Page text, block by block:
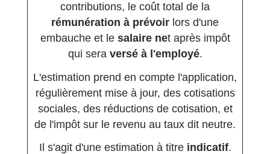
contributions, le coût total de la
rémunération à prévoir lors d'une
embauche et le salaire net après impôt
qui sera versé à l'employé.
L'estimation prend en compte l'application,
régulièrement mise à jour, des cotisations
sociales, des réductions de cotisation, et
de l'impôt sur le revenu au taux dit neutre.
Il s'agit d'une estimation à titre indicatif.